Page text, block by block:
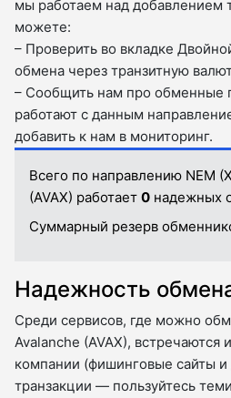
мы работаем над добавлением
можете:
– Проверить во вкладкe
обмена через транзитную
– Сообщить нам про обменные
работают с данным
добавить к нам в мониторинг.
Всего по направлению NEM
(AVAX) работает 0 надежных
Суммарный резерв
Надежность
Среди сервисов, где можно
Avalanche (AVAX),
компании (фишинговые сайты и
транзакции — пользуйтесь